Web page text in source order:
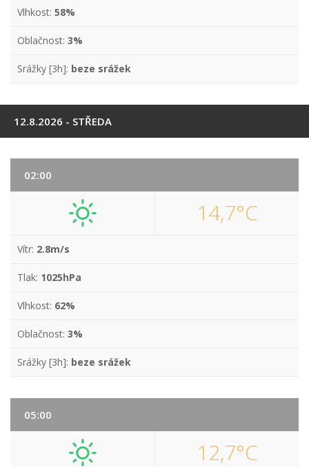
Vlhkost: 58%
Oblačnost: 3%
Srážky [3h]: beze srážek
12.8.2026 - STŘEDA
02:00
14,7°C
Vítr: 2.8m/s
Tlak: 1025hPa
Vlhkost: 62%
Oblačnost: 3%
Srážky [3h]: beze srážek
05:00
12,7°C